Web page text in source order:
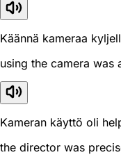
Käännä kameraa
using the camera was
Kameran käyttö oli
the director was